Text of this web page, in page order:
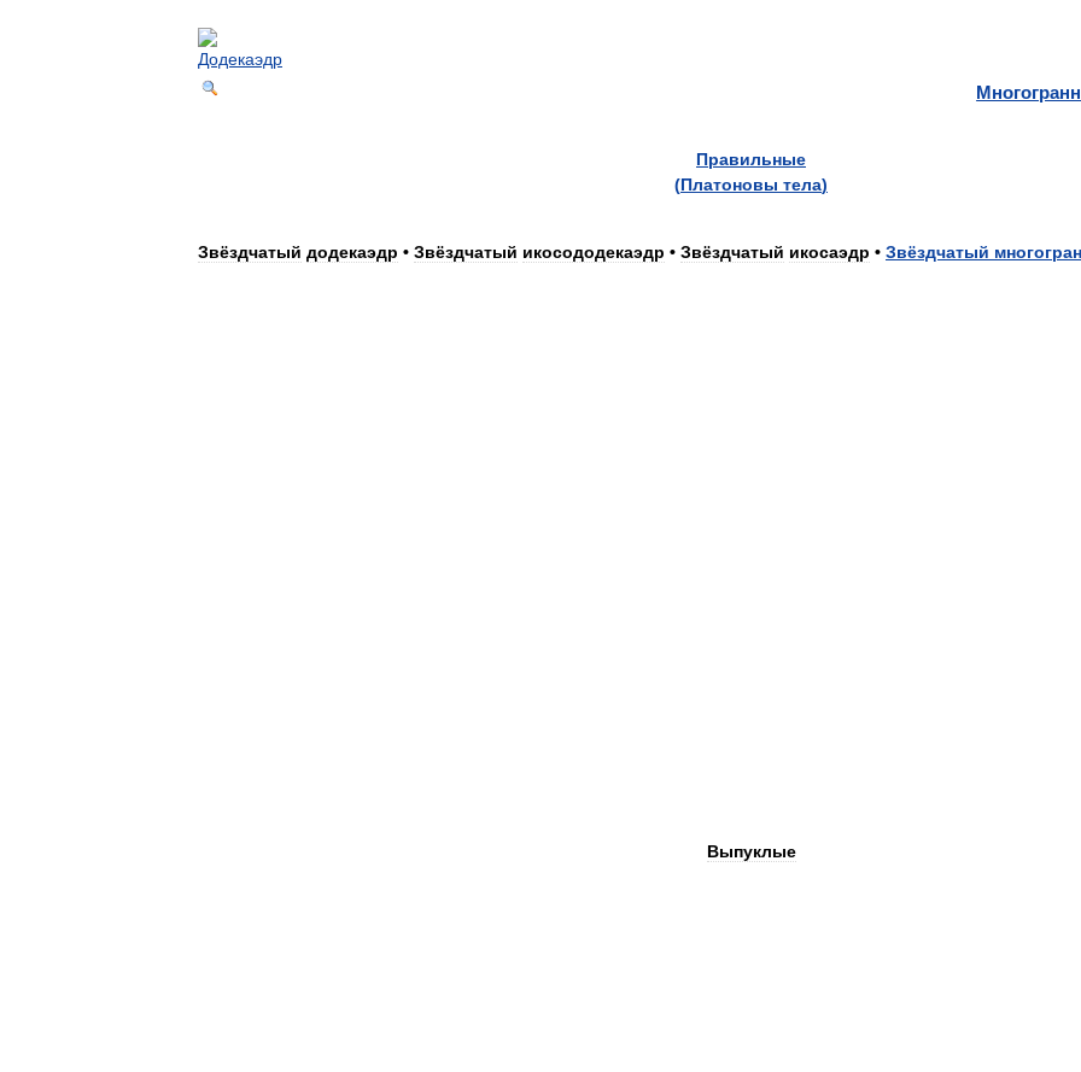
Правильные
(Платоновы тела)
Звёздчатый додекаэдр • Звёздчатый икосододекаэдр • Звёздчатый икосаэдр • Звёздчатый
Выпуклые